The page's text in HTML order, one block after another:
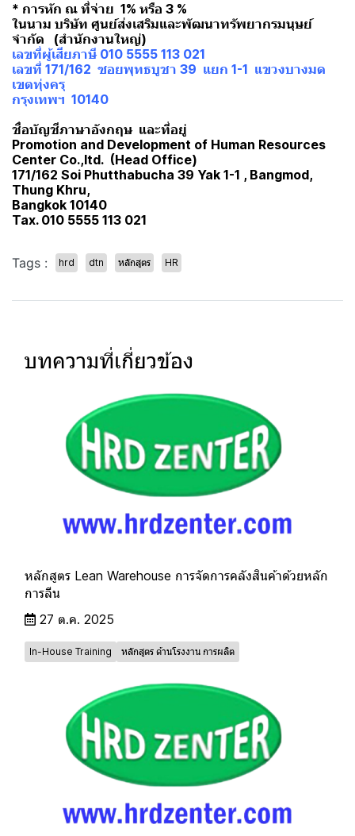
* การหัก ณ ที่จ่าย 1% หรือ 3 %
ในนาม บริษัท ศูนย์ส่งเสริมและพัฒนาทรัพยากรมนุษย์
จำกัด (สำนักงานใหญ่)
เลขที่ผู้เสียภาษี 010 5555 113 021
เลขที่ 171/162 ซอยพุทธบูชา 39 แยก 1-1 แขวงบางมด
เขตทุ่งครุ
กรุงเทพฯ 10140
ชื่อบัญชีภาษาอังกฤษ และที่อยู่
Promotion and Development of Human Resources
Center Co.,ltd. (Head Office)
171/162 Soi Phutthabucha 39 Yak 1-1 , Bangmod,
Thung Khru,
Bangkok 10140
Tax. 010 5555 113 021
Tags : hrd dtn หลักสูตร HR
บทความที่เกี่ยวข้อง
หลักสูตร Lean Warehouse การจัดการคลังสินค้าด้วยหลัก
การลีน
27 ต.ค. 2025
In-House Training หลักสูตร ด้านโรงงาน การผลิต